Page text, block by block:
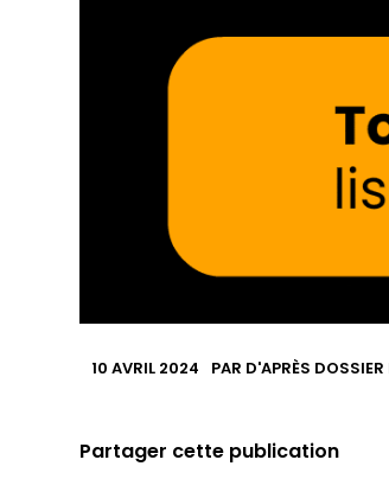
10 AVRIL 2024 PAR D'APRÈS DOSSIER
Partager cette publication